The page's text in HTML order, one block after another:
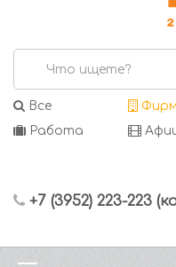
Все
Работа
+7 (3952) 223-223